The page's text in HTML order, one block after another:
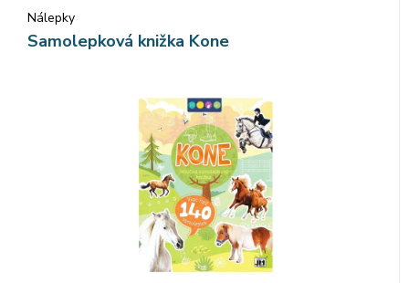
Nálepky
Samolepková knižka Kone